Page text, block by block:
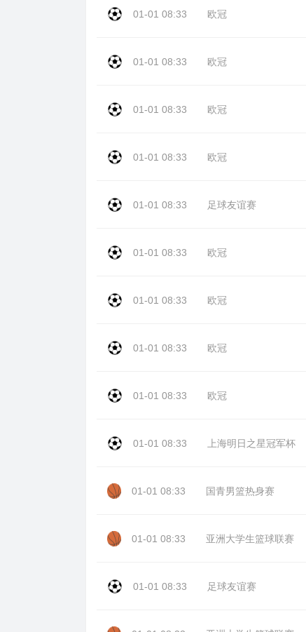
01-01 08:33 欧冠
01-01 08:33 欧冠
01-01 08:33 欧冠
01-01 08:33 欧冠
01-01 08:33 足球友谊赛
01-01 08:33 欧冠
01-01 08:33 欧冠
01-01 08:33 欧冠
01-01 08:33 欧冠
01-01 08:33 上海明日之星冠军杯
01-01 08:33 国青男篮热身赛
01-01 08:33 亚洲大学生篮球联赛
01-01 08:33 足球友谊赛